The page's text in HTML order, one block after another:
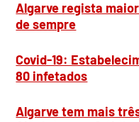
Algarve regista
de sempre
Covid-19:
80 infetados
Algarve tem mais